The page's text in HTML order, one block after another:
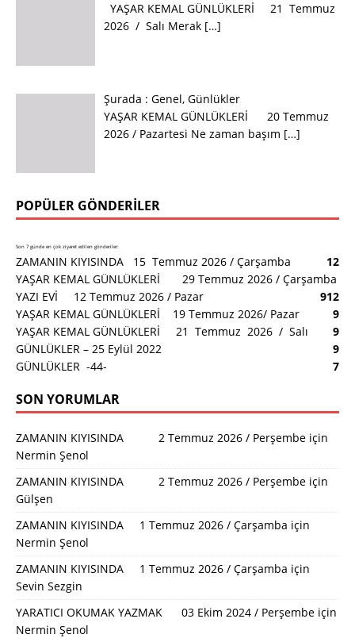
YAŞAR KEMAL GÜNLÜKLERİ 21 Temmuz
2026 / Salı Merak […]
Şurada : Genel, Günlükler
YAŞAR KEMAL GÜNLÜKLERİ 20 Temmuz
2026 / Pazartesi Ne zaman başım […]
POPÜLER GÖNDERILER
Son 7 günde en çok ziyaret edilen gönderiler:
ZAMANIN KIYISINDA 15 Temmuz 2026 / Çarşamba
12
YAŞAR KEMAL GÜNLÜKLERİ 29 Temmuz 2026 / Çarşamba
12
YAZI EVİ 12 Temmuz 2026 / Pazar
9
YAŞAR KEMAL GÜNLÜKLERİ 19 Temmuz 2026/ Pazar
9
YAŞAR KEMAL GÜNLÜKLERİ 21 Temmuz 2026 / Salı
9
GÜNLÜKLER – 25 Eylül 2022
9
GÜNLÜKLER -44-
7
SON YORUMLAR
ZAMANIN KIYISINDA 2 Temmuz 2026 / Perşembe için
Nermin Şenol
ZAMANIN KIYISINDA 2 Temmuz 2026 / Perşembe için
Gülşen
ZAMANIN KIYISINDA 1 Temmuz 2026 / Çarşamba için
Nermin Şenol
ZAMANIN KIYISINDA 1 Temmuz 2026 / Çarşamba için
Sevin Sezgin
YARATICI OKUMAK YAZMAK 03 Ekim 2024 / Perşembe için
Nermin Şenol